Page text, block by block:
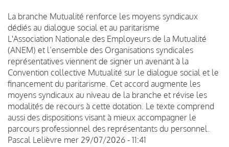
La branche Mutualité renforce les moyens syndicaux
dédiés au dialogue social et au paritarisme
L'Association Nationale des Employeurs de la Mutualité
(ANEM) et l’ensemble des Organisations syndicales
représentatives viennent de signer un avenant à la
Convention collective Mutualité sur le dialogue social et le
financement du paritarisme. Cet accord augmente les
moyens syndicaux au niveau de la branche et révise les
modalités de recours à cette dotation. Le texte comprend
aussi des dispositions visant à mieux accompagner le
parcours professionnel des représentants du personnel.
Pascal Lelièvre mer 29/07/2026 - 11:41